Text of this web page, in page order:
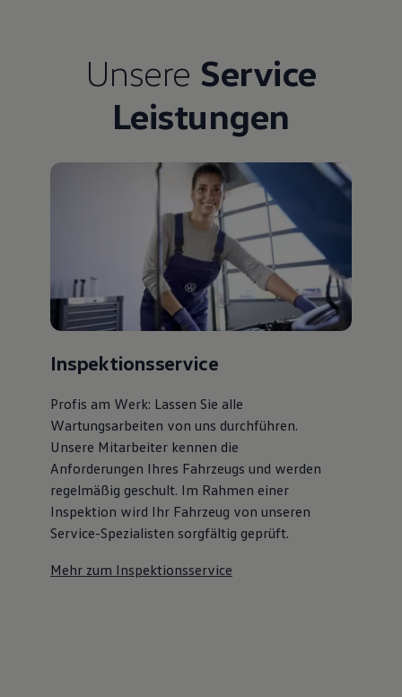
Unsere Service
Leistungen
Inspektionsservice
Profis am Werk: Lassen Sie alle
Wartungsarbeiten von uns durchführen.
Unsere Mitarbeiter kennen die
Anforderungen Ihres Fahrzeugs und werden
regelmäßig geschult. Im Rahmen einer
Inspektion wird Ihr Fahrzeug von unseren
Service-Spezialisten sorgfältig geprüft.
Mehr zum Inspektionsservice